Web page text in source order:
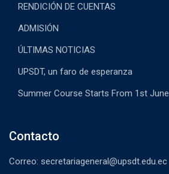
RENDICIÓN DE CUENTAS
ADMISIÓN
ÚLTIMAS NOTICIAS
UPSDT, un faro de esperanza
Summer Course Starts From 1st June
Contacto
Correo: secretariageneral@upsdt.edu.ec